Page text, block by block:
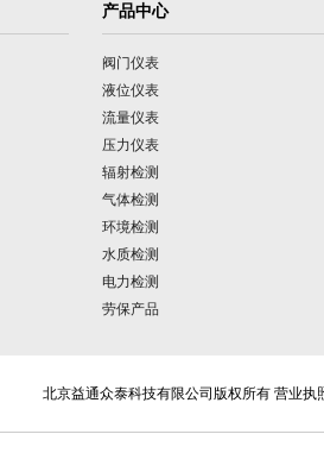
产品中心
阀门仪表
液位仪表
流量仪表
压力仪表
辐射检测
气体检测
环境检测
水质检测
电力检测
劳保产品
北京益通众泰科技有限公司版权所有 营业执